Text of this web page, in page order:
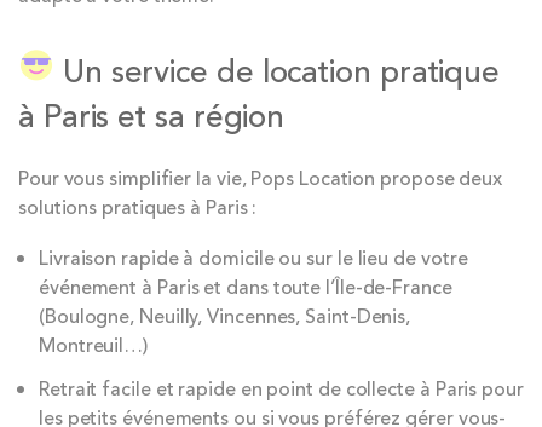
Un service de location pratique
à Paris et sa région
Pour vous simplifier la vie, Pops Location propose deux
solutions pratiques à Paris :
Livraison rapide à domicile ou sur le lieu de votre
événement à Paris et dans toute l’Île-de-France
(Boulogne, Neuilly, Vincennes, Saint-Denis,
Montreuil…)
Retrait facile et rapide en point de collecte à Paris pour
les petits événements ou si vous préférez gérer vous-